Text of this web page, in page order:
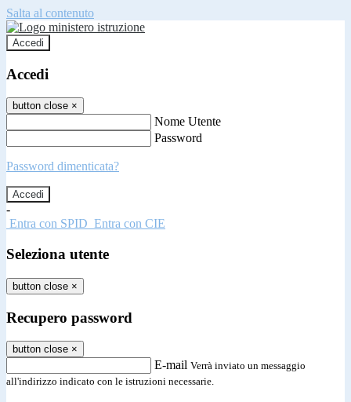
Salta al contenuto
Accedi
Accedi
button close ×
Nome Utente
Password
Password dimenticata?
-
Entra con SPID Entra con CIE
Seleziona utente
button close ×
Recupero password
button close ×
E-mail Verrà inviato un messaggio
all'indirizzo indicato con le istruzioni necessarie.